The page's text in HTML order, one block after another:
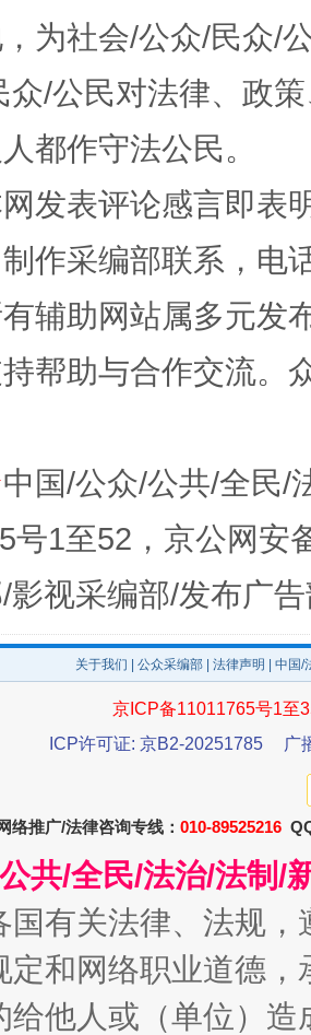
品抗生素超标问题” 法
生生不息
为社会/公众/民众/
众/公民对法律、政
都作守法公民。
发表评论感言即表
作采编部联系，电
辅助网站属多元发
帮助与合作交流。
中国/公众/公共/全民/
号1至52，京公网安
影视采编部/发布广
关于我们 公众采编部 法律声明 | 中国
京ICP备11011765号1至
ICP许可证: 京B2-20251785
广
络推广/法律咨询专线： 010-89525216
共/全民/法治/法制/
国有关法律、法规
定和网络职业道德
给他人或（单位）